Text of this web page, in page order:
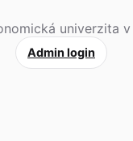
univerzita v
Admin login